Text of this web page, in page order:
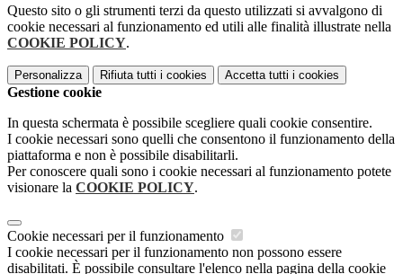
Questo sito o gli strumenti terzi da questo utilizzati si avvalgono di
cookie necessari al funzionamento ed utili alle finalità illustrate nella
COOKIE POLICY.
Personalizza Rifiuta tutti i cookies Accetta tutti i cookies
Gestione cookie
In questa schermata è possibile scegliere quali cookie consentire.
I cookie necessari sono quelli che consentono il funzionamento della
piattaforma e non è possibile disabilitarli.
Per conoscere quali sono i cookie necessari al funzionamento potete
visionare la COOKIE POLICY.
Cookie necessari per il funzionamento
I cookie necessari per il funzionamento non possono essere
disabilitati. È possibile consultare l'elenco nella pagina della cookie